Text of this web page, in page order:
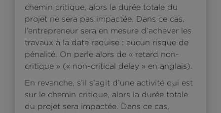
chemin critique, alors la durée totale du
projet ne sera pas impactée. Dans ce cas,
l’entrepreneur sera en mesure d’achever les
travaux à la date requise : aucun risque de
pénalité. On parle alors de « retard non-
critique » (« non-critical delay » en anglais).
En revanche, s’il s’agit d’une activité qui est
sur le chemin critique, alors la durée totale
du projet sera impactée. Dans ce cas,